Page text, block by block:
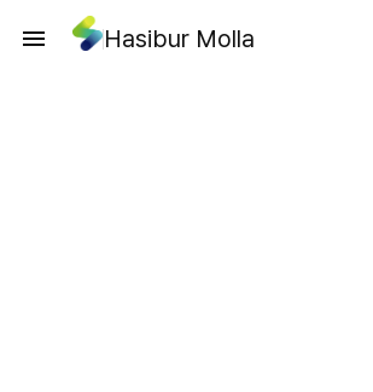
Hasibur Molla